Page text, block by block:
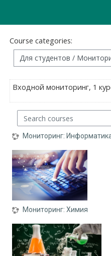
Course categories:
Входной мониторинг, 1
Search courses
Мониторинг:
Мониторинг: Химия